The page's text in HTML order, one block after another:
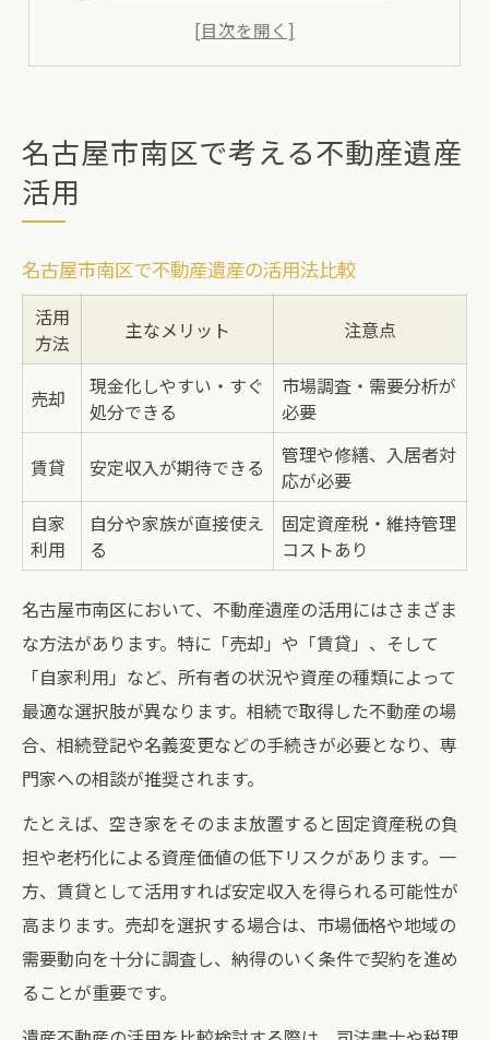
遺産活用を成功に導く不動産選びの視点
南区ならではの不動産遺産管理の実際
不動産資産を遺産として守る南区の知恵
不動産遺産を次世代へ繋ぐ方法とは
南区における不動産遺産の現状と課題
遺産を活かすなら不動産戦略が肝心
不動産戦略で遺産価値を高める実践例
遺産活用のための不動産選択テクニック
南区の不動産市場動向と遺産活用法
不動産遺産を活かす運用術のポイント
成功する不動産遺産活用の条件とは
高級住宅地における不動産価値の見極め方
高級住宅地の不動産価値比較と傾向
不動産価値を見極めるチェックポイント
南区の高級住宅地で価値が上がる理由
不動産遺産としての評価基準を解説
資産価値を守る不動産選びのコツ
地域の歴史と不動産遺産の融合ポイント
歴史と不動産遺産が融合する南区の特徴
不動産遺産と地域文化の調和事例集
南区で歴史を活かした不動産活用術
伝統を守る不動産遺産の管理方法
名古屋市南区で考える不動産遺産
活用
名古屋市南区で不動産遺産の活用法比較
活用
方法
主なメリット 注意点
売却
現金化しやすい・すぐ
処分できる
市場調査・需要分析が
必要
賃貸 安定収入が期待できる
管理や修繕、入居者対
応が必要
自家
利用
自分や家族が直接使え
る
固定資産税・維持管理
コストあり
名古屋市南区において、不動産遺産の活用にはさまざま
な方法があります。特に「売却」や「賃貸」、そして
「自家利用」など、所有者の状況や資産の種類によって
最適な選択肢が異なります。相続で取得した不動産の場
合、相続登記や名義変更などの手続きが必要となり、専
門家への相談が推奨されます。
たとえば、空き家をそのまま放置すると固定資産税の負
担や老朽化による資産価値の低下リスクがあります。一
方、賃貸として活用すれば安定収入を得られる可能性が
高まります。売却を選択する場合は、市場価格や地域の
需要動向を十分に調査し、納得のいく条件で契約を進め
ることが重要です。